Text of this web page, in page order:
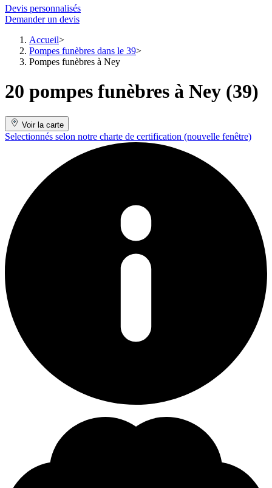
Devis personnalisés
Demander un devis
Accueil
Pompes funèbres dans le 39
Pompes funèbres à Ney
20 pompes funèbres à Ney (39)
Voir la carte
Selectionnés selon notre charte de certification (nouvelle fenêtre)